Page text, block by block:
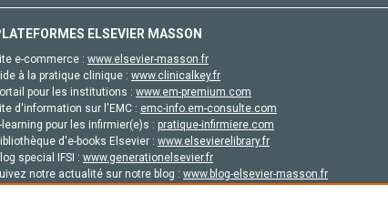
ELSEVIER MASSON
e-commerce : www.elsevier-masson.fr
à la pratique clinique : www.clinicalkey.fr
pour les institutions : www.em-premium.com
d'information sur l'EMC : emc-info.em-consulte.com
learning pour les infirmier(e)s : pratique-infirmiere.com
d'e-books Elsevier : www.elsevierelibrary.fr
special IFSI : www.generationelsevier.fr
notre actualité sur notre blog : www.blog-elsevier-masson.fr